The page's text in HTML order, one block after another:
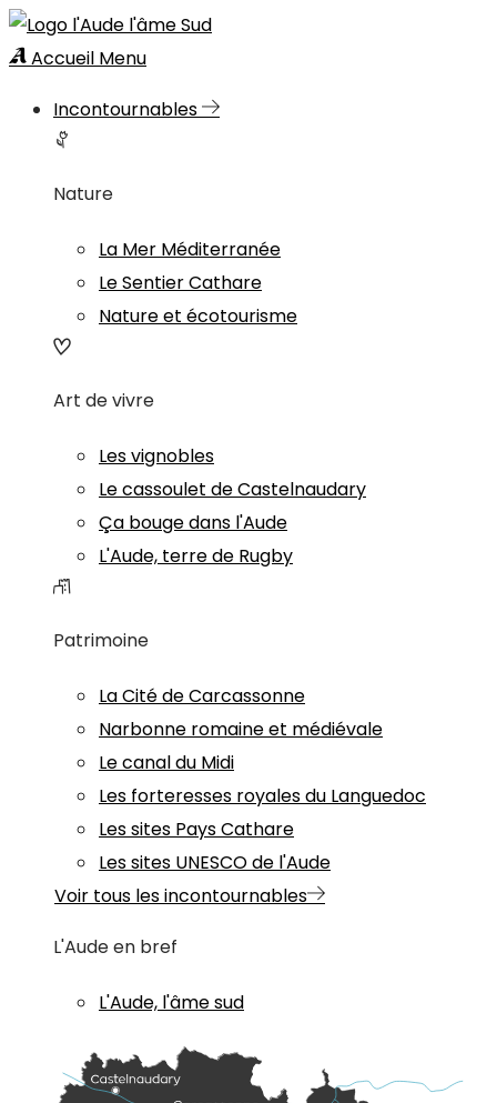
Accueil Menu
Incontournables
Nature
La Mer Méditerranée
Le Sentier Cathare
Nature et écotourisme
Art de vivre
Les vignobles
Le cassoulet de Castelnaudary
Ça bouge dans l'Aude
L'Aude, terre de Rugby
Patrimoine
La Cité de Carcassonne
Narbonne romaine et médiévale
Le canal du Midi
Les forteresses royales du Languedoc
Les sites Pays Cathare
Les sites UNESCO de l'Aude
Voir tous les incontournables
L'Aude en bref
L'Aude, l'âme sud